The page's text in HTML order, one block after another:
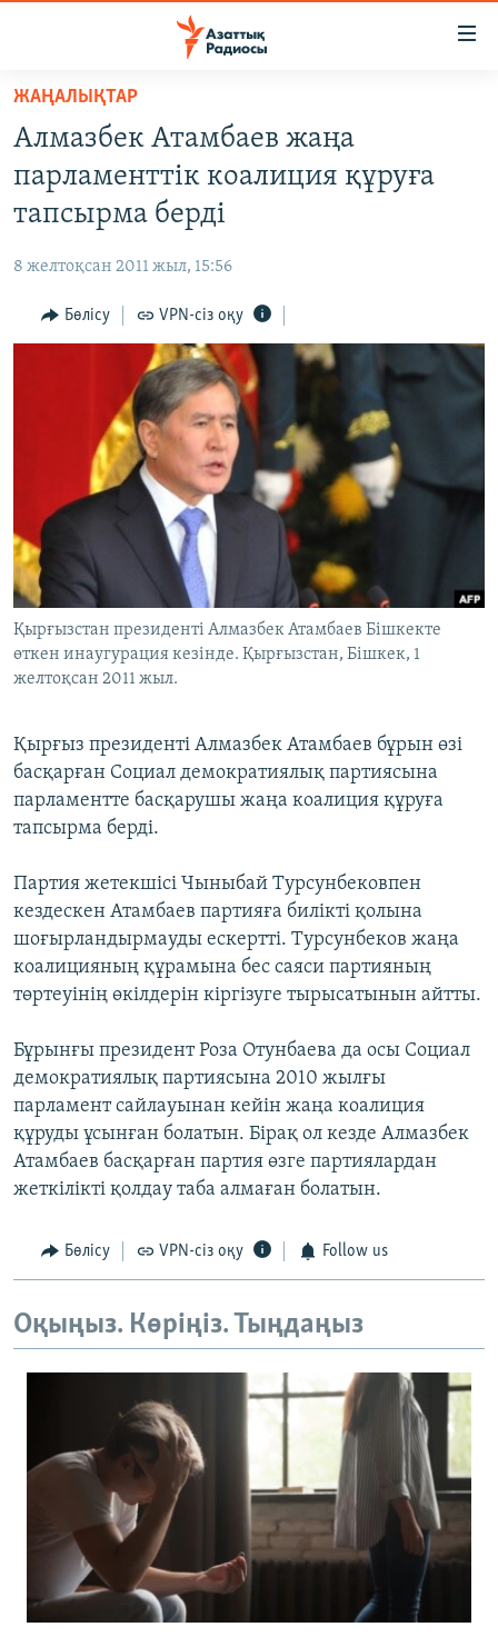
Skip
main
content
main
to
ЖАҢАЛЫҚТАР
AZATTYQTV
АДАМ ҚҰҚЫҚТАРЫ
ӘЛЕУМЕТ
АРНАЙЫ ЖОБАЛАР
ЖАЗЫЛЫҢЫЗ
Басқа тілдерде
ЖАҢАЛЫҚТАР
Алмазбек Атамбаев жаңа
парламенттік коалиция құруға
тапсырма берді
8 желтоқсан 2011 жыл, 15:56
Бөлісу VPN-сіз оқу
Қырғызстан президенті Алмазбек Атамбаев Бішкекте
өткен инаугурация кезінде. Қырғызстан, Бішкек, 1
желтоқсан 2011 жыл.
Қырғыз президенті Алмазбек Атамбаев бұрын өзі
басқарған Социал демократиялық партиясына
парламентте басқарушы жаңа коалиция құруға
тапсырма берді.
Партия жетекшісі Чыныбай Турсунбековпен
кездескен Атамбаев партияға билікті қолына
шоғырландырмауды ескертті. Турсунбеков жаңа
коалицияның құрамына бес саяси партияның
төртеуінің өкілдерін кіргізуге тырысатынын айтты.
Бұрынғы президент Роза Отунбаева да осы Социал
демократиялық партиясына 2010 жылғы
парламент сайлауынан кейін жаңа коалиция
құруды ұсынған болатын. Бірақ ол кезде Алмазбек
Атамбаев басқарған партия өзге партиялардан
жеткілікті қолдау таба алмаған болатын.
Бөлісу VPN-сіз оқу Follow us
Оқыңыз. Көріңіз. Тыңдаңыз